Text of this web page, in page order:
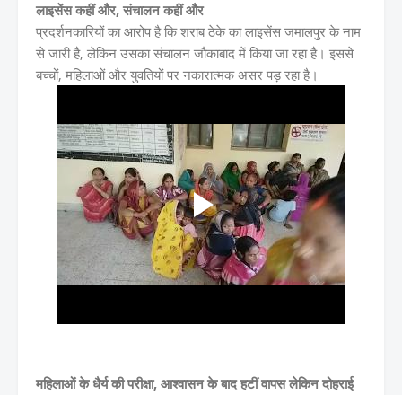
लाइसेंस कहीं और, संचालन कहीं और
प्रदर्शनकारियों का आरोप है कि शराब ठेके का लाइसेंस जमालपुर के नाम
से जारी है, लेकिन उसका संचालन जौकाबाद में किया जा रहा है। इससे
बच्चों, महिलाओं और युवतियों पर नकारात्मक असर पड़ रहा है।
महिलाओं के धैर्य की परीक्षा, आश्वासन के बाद हटीं वापस लेकिन दोहराई